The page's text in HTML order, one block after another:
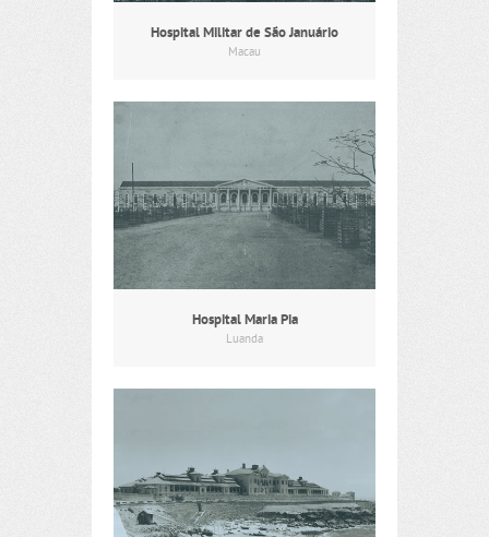
Hospital Militar de São Januário
Macau
Hospital Maria Pia
Luanda